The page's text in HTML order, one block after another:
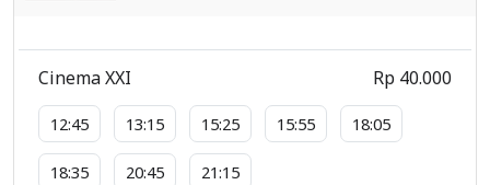
Cinema XXI
12:45 13:15 15:25 15:55 18:05
18:35 20:45 21:15
Rp 40.000